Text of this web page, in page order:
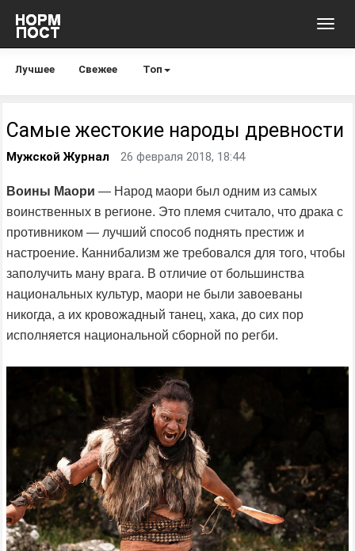
Лучшее Свежее Топ
Самые жестокие народы древности
Мужской Журнал 26 февраля 2018, 18:44
Воины Маори — Народ маори был одним из самых
воинственных в регионе. Это племя считало, что драка с
противником — лучший способ поднять престиж и
настроение. Каннибализм же требовался для того, чтобы
заполучить ману врага. В отличие от большинства
национальных культур, маори не были завоеваны
никогда, а их кровожадный танец, хака, до сих пор
исполняется национальной сборной по регби.